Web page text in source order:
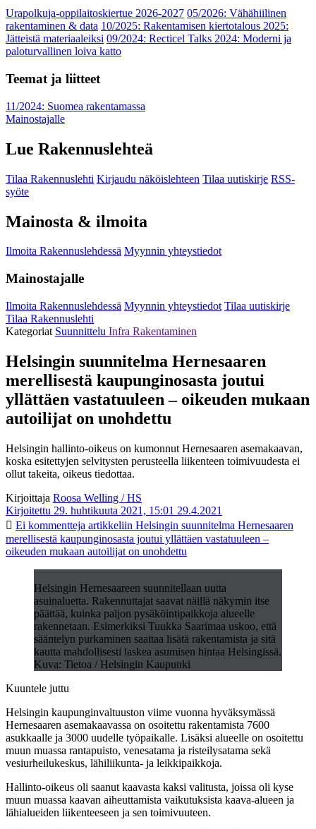
Urapolkuja-oppilaitoskiertue 2026-2027 05/2026: Vähähiilinen
rakentaminen & data 10/2025: Rakentamisen kiertotalous 2025:
Jätteistä materiaaleiksi 09/2024: Recticel Talks 2024: Moderni ja
paloturvallinen loiva katto
Teemat ja liitteet
11/2024: Suomea rakentamassa
Mainostajalle
Lue Rakennuslehteä
Tilaa Rakennuslehti Kirjaudu näköislehteen Tilaa uutiskirje RSS-
syöte
Mainosta & ilmoita
Ilmoita Rakennuslehdessä Myynnin yhteystiedot
Mainostajalle
Ilmoita Rakennuslehdessä Myynnin yhteystiedot Tilaa uutiskirje
Tilaa Rakennuslehti
Kategoriat Suunnittelu Infra Rakentaminen
Helsingin suunnitelma Hernesaaren
merellisestä kaupunginosasta joutui
yllättäen vastatuuleen – oikeuden mukaan
autoilijat on unohdettu
Helsingin hallinto-oikeus on kumonnut Hernesaaren asemakaavan,
koska esitettyjen selvitysten perusteella liikenteen toimivuudesta ei
ollut takeita, oikeus tiedottaa.
Kirjoittaja Roosa Welling / HS
Kirjoitettu 29. huhtikuuta 2021, 15:01 29.4.2021
Ei kommentteja artikkeliin Helsingin suunnitelma Hernesaaren
merellisestä kaupunginosasta joutui yllättäen vastatuuleen –
oikeuden mukaan autoilijat on unohdettu
Helsingin Hernesaareen suunnitellaan uutta
asuinaluetta. Rakennuttajat saavat näillä näkymin itse
päättää, kuinka paljon pysäköintipaikkoja alueelle
rakennetaan. Esimerkiksi Tuukka Saarimaa uskoo, että
sääntelyn purkaminen saattaa lisätä rakentamista ja sitä
kautta mahdollisesti laskea asumisen hintaa Helsingissä.
Kuva: Tietoa / Helsingin Kaupunki
Kuuntele juttu
Helsingin kaupunginvaltuuston viime vuonna hyväksymässä
Hernesaaren asemakaavassa on osoitettu rakentamista 7600
asukkaalle ja 3000 uudelle työpaikalle. Lisäksi alueelle on osoitettu
muun muassa rantapuisto, venesatama ja risteilysatama sekä
vesiurheilukeskus, lähiliikunta- ja leikkipaikkoja.
Hallinto-oikeus oli saanut kaavasta kaksi valitusta, joissa oli kyse
muun muassa kaavan aiheuttamista vaikutuksista kaava-alueen ja
lähialueiden liikenteeseen ja sen toimivuuteen.